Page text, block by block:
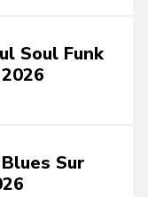
Soul Funk
Sur